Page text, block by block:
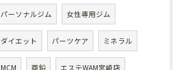
パーソナルジム 女性専用ジム
ダイエット パーツケア ミネラル
MCM 亜鉛 エステWAM宮崎店